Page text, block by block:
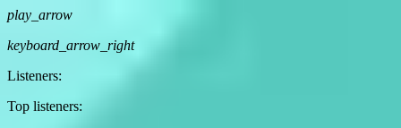
play_arrow
keyboard_arrow_right
Listeners:
Top listeners: